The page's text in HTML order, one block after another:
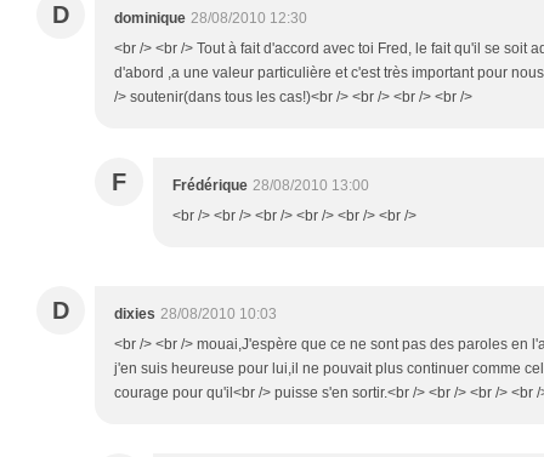
D dominique 28/08/2010 12:30
<br /> <br /> Tout à fait d'accord avec toi Fred, le fait qu'il se soit
d'abord ,a une valeur particulière et c'est très important pour
/> soutenir(dans tous les cas!)<br /> <br /> <br /> <br />
F Frédérique 28/08/2010 13:00
<br /> <br /> <br /> <br /> <br /> <br />
D dixies 28/08/2010 10:03
<br /> <br /> mouai,J'espère que ce ne sont pas des paroles en
j'en suis heureuse pour lui,il ne pouvait plus continuer comme
courage pour qu'il<br /> puisse s'en sortir.<br /> <br /> <br /> <br /